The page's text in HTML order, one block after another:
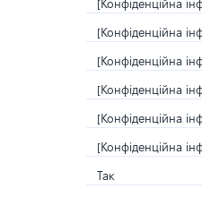
[Конфіденційна
[Конфіденційна
[Конфіденційна
[Конфіденційна
[Конфіденційна
[Конфіденційна
Так